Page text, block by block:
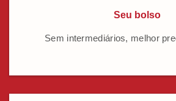
Seu bolso
Sem intermediários, melhor